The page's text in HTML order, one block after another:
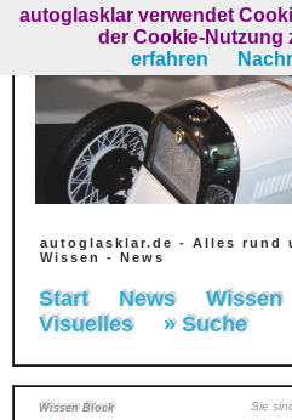
autoglasklar.de - Alles rund
Wissen - News
Start News Wissen
Visuelles
» Suche
Wissen Block Sie
autoglasklar verwendet
der Cookie-Nutzung
erfahren